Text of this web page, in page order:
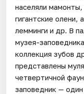
населяли
гигантские
лемминги и др. В
музея-
коллекция зубов
представлены
четвертичной
заповедник —